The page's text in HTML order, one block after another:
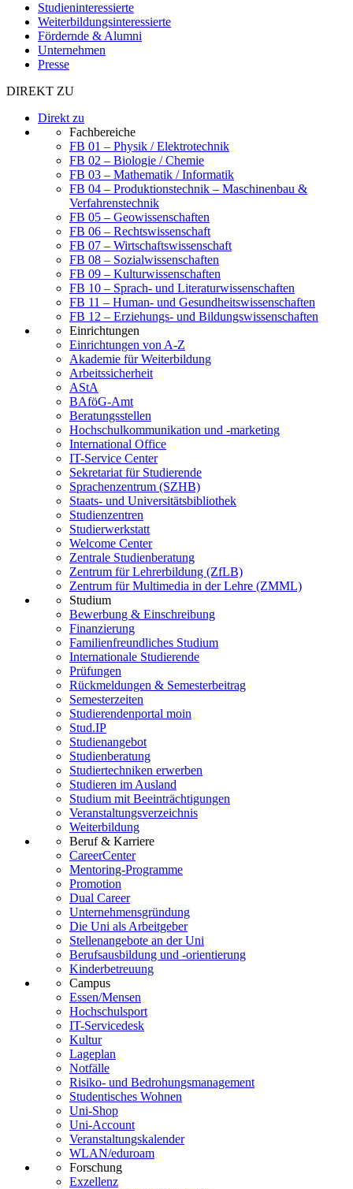
Studieninteressierte
Weiterbildungsinteressierte
Fördernde & Alumni
Unternehmen
Presse
DIREKT ZU
Direkt zu
Fachbereiche
FB 01 – Physik / Elektrotechnik
FB 02 – Biologie / Chemie
FB 03 – Mathematik / Informatik
FB 04 – Produktionstechnik – Maschinenbau &
Verfahrenstechnik
FB 05 – Geowissenschaften
FB 06 – Rechtswissenschaft
FB 07 – Wirtschaftswissenschaft
FB 08 – Sozialwissenschaften
FB 09 – Kulturwissenschaften
FB 10 – Sprach- und Literaturwissenschaften
FB 11 – Human- und Gesundheitswissenschaften
FB 12 – Erziehungs- und Bildungswissenschaften
Einrichtungen
Einrichtungen von A-Z
Akademie für Weiterbildung
Arbeitssicherheit
AStA
BAföG-Amt
Beratungsstellen
Hochschulkommunikation und -marketing
International Office
IT-Service Center
Sekretariat für Studierende
Sprachenzentrum (SZHB)
Staats- und Universitätsbibliothek
Studienzentren
Studierwerkstatt
Welcome Center
Zentrale Studienberatung
Zentrum für Lehrerbildung (ZfLB)
Zentrum für Multimedia in der Lehre (ZMML)
Studium
Bewerbung & Einschreibung
Finanzierung
Familienfreundliches Studium
Internationale Studierende
Prüfungen
Rückmeldungen & Semesterbeitrag
Semesterzeiten
Studierendenportal moin
Stud.IP
Studienangebot
Studienberatung
Studiertechniken erwerben
Studieren im Ausland
Studium mit Beeinträchtigungen
Veranstaltungsverzeichnis
Weiterbildung
Beruf & Karriere
CareerCenter
Mentoring-Programme
Promotion
Dual Career
Unternehmensgründung
Die Uni als Arbeitgeber
Stellenangebote an der Uni
Berufsausbildung und -orientierung
Kinderbetreuung
Campus
Essen/Mensen
Hochschulsport
IT-Servicedesk
Kultur
Lageplan
Notfälle
Risiko- und Bedrohungsmanagement
Studentisches Wohnen
Uni-Shop
Uni-Account
Veranstaltungskalender
WLAN/eduroam
Forschung
Exzellenz